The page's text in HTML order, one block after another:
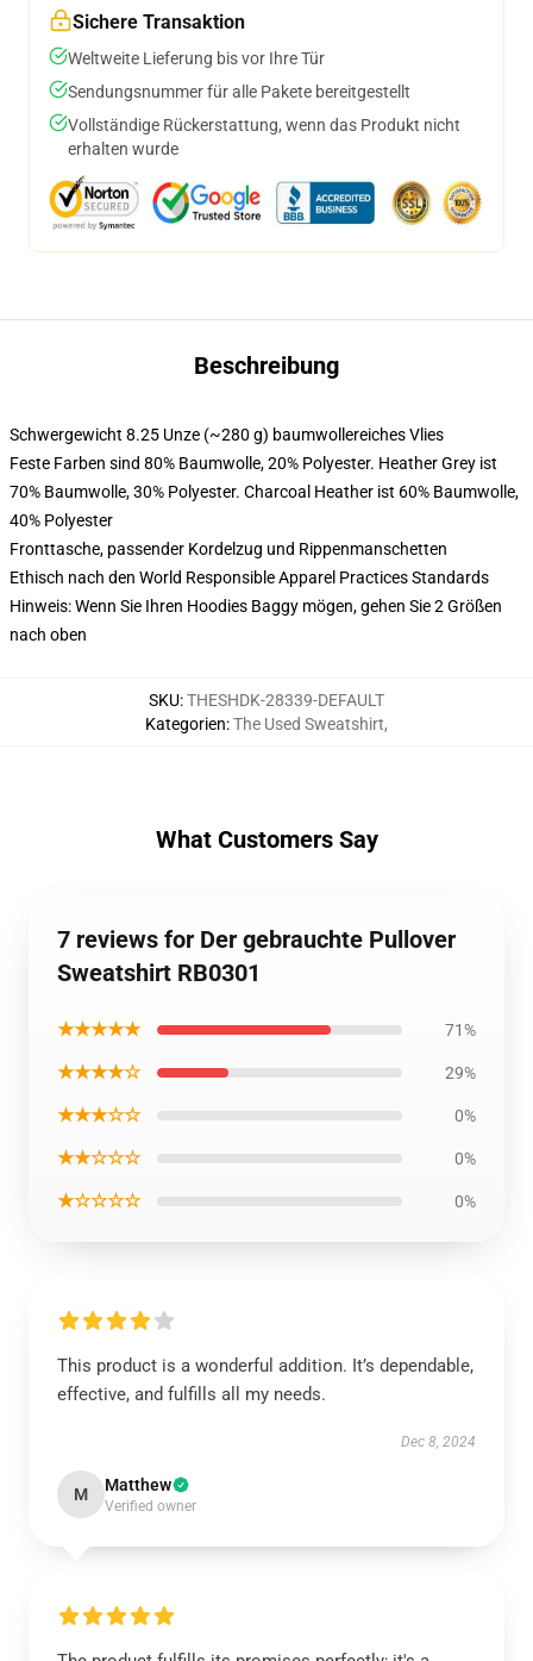
Sichere Transaktion
Weltweite Lieferung bis vor Ihre Tür
Sendungsnummer für alle Pakete bereitgestellt
Vollständige Rückerstattung, wenn das Produkt nicht
erhalten wurde
Beschreibung
Schwergewicht 8.25 Unze (~280 g) baumwollereiches Vlies
Feste Farben sind 80% Baumwolle, 20% Polyester. Heather Grey ist
70% Baumwolle, 30% Polyester. Charcoal Heather ist 60% Baumwolle,
40% Polyester
Fronttasche, passender Kordelzug und Rippenmanschetten
Ethisch nach den World Responsible Apparel Practices Standards
Hinweis: Wenn Sie Ihren Hoodies Baggy mögen, gehen Sie 2 Größen
nach oben
SKU:THESHDK-28339-DEFAULT
Kategorien:The Used Sweatshirt,
What Customers Say
7 reviews for Der gebrauchte Pullover
Sweatshirt RB0301
★★★★★ 71%
★★★★☆ 29%
★★★☆☆ 0%
★★☆☆☆ 0%
★☆☆☆☆ 0%
This product is a wonderful addition. It’s dependable,
effective, and fulfills all my needs.
Dec 8, 2024
M Matthew
Verified owner